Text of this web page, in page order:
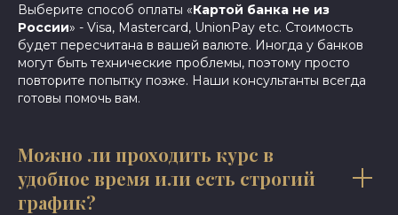
Выберите способ оплаты «Картой банка не из
России» - Visa, Mastercard, UnionPay etc. Стоимость
будет пересчитана в вашей валюте. Иногда у банков
могут быть технические проблемы, поэтому просто
повторите попытку позже. Наши консультанты всегда
готовы помочь вам.
Можно ли проходить курс в
удобное время или есть строгий
график?